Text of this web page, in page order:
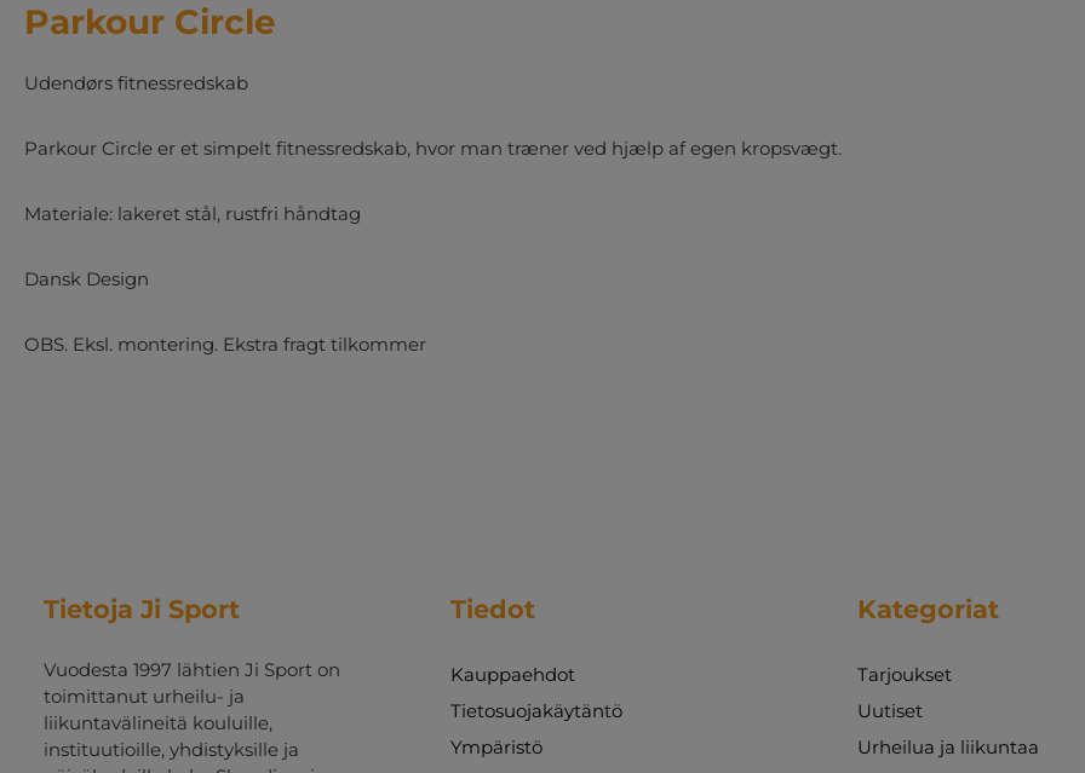
Parkour Circle
Udendørs fitnessredskab
Parkour Circle er et simpelt fitnessredskab, hvor man træner ved hjælp af egen kropsvægt.
Materiale: lakeret stål, rustfri håndtag
Dansk Design
OBS. Eksl. montering. Ekstra fragt tilkommer
Tietoja Ji Sport
Vuodesta 1997 lähtien Ji Sport on
toimittanut urheilu- ja
liikuntavälineitä kouluille,
instituutioille, yhdistyksille ja
Tiedot
Kauppaehdot
Tietosuojakäytäntö
Ympäristö
Kategoriat
Tarjoukset
Uutiset
Urheilua ja liikuntaa